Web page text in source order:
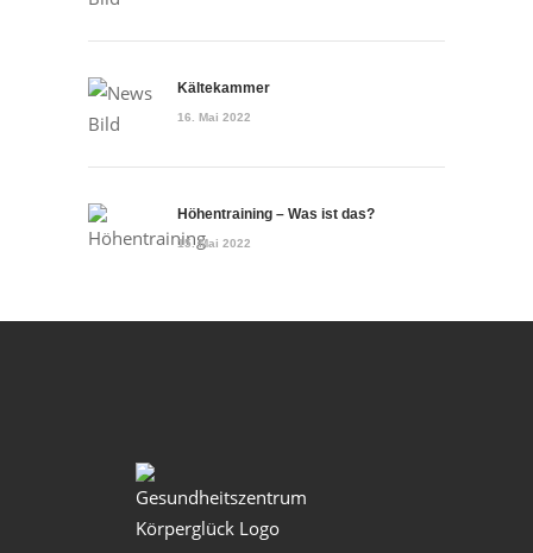
Kältekammer
16. Mai 2022
Höhentraining – Was ist das?
15. Mai 2022